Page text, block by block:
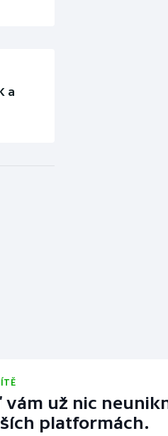
a
vám už nic
platformách.